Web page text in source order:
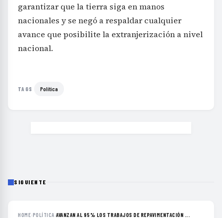
garantizar que la tierra siga en manos
nacionales y se negó a respaldar cualquier
avance que posibilite la extranjerización a nivel
nacional.
TAGS Política
SIGUIENTE
HOME›POLÍTICA›AVANZAN AL 95% LOS TRABAJOS DE REPAVIMENTACIÓN ...